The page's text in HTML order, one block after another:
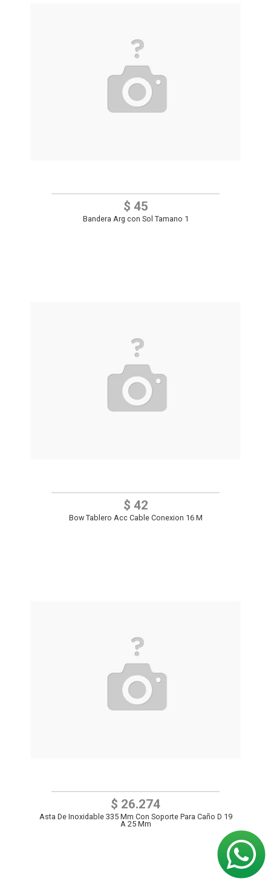
$ 45
Bandera Arg con Sol Tamano 1
$ 42
Bow Tablero Acc Cable Conexion 16 M
$ 26.274
Asta De Inoxidable 335 Mm Con Soporte Para Caño D 19
A 25 Mm